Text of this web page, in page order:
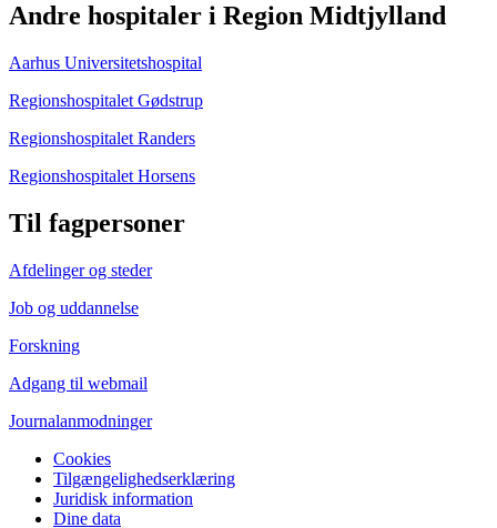
Andre hospitaler i Region Midtjylland
Aarhus Universitetshospital
Regionshospitalet Gødstrup
Regionshospitalet Randers
Regionshospitalet Horsens
Til fagpersoner
Afdelinger og steder
Job og uddannelse
Forskning
Adgang til webmail
Journalanmodninger
Cookies
Tilgængelighedserklæring
Juridisk information
Dine data